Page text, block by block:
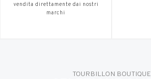
vendita direttamente dai nostri
marchi
TOURBILLON BOUTIQUE